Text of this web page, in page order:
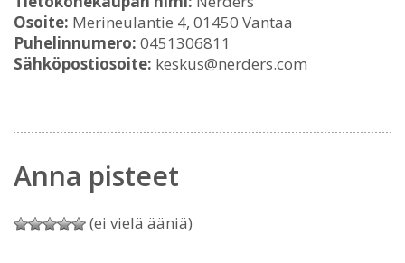
Osoite: Merineulantie 4, 01450 Vantaa
Puhelinnumero: 0451306811
Sähköpostiosoite: keskus@nerders.com
Anna pisteet
(ei vielä ääniä)